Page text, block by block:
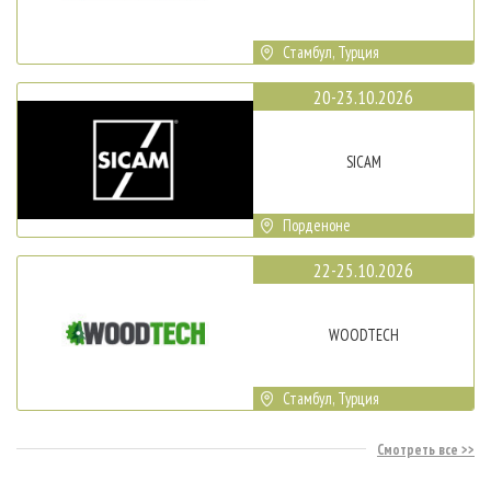
Стамбул, Турция
20-23.10.2026
SICAM
Порденоне
22-25.10.2026
WOODTECH
Стамбул, Турция
Смотреть все